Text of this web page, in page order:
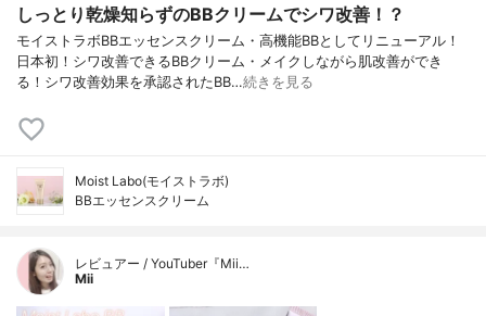
しっとり乾燥知らずのBBクリームでシワ改善！？
モイストラボBBエッセンスクリーム・高機能BBとしてリニューアル！
日本初！シワ改善できるBBクリーム・メイクしながら肌改善ができ
る！シワ改善効果を承認されたBB…続きを見る
Moist Labo(モイストラボ)
BBエッセンスクリーム
レビュアー / YouTuber『Mii…
Mii